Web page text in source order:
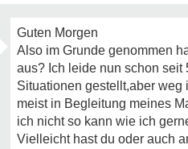
Guten Morgen
Also im Grunde genommen
aus? Ich leide nun schon seit
Situationen gestellt,aber weg
meist in Begleitung meines
ich nicht so kann wie ich
Vielleicht hast du oder auch